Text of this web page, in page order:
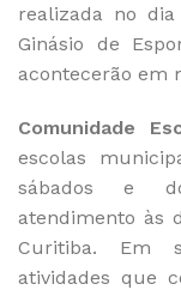
realizada no
Ginásio de
acontecerão em
Comunidade
escolas
sábados e
atendimento às
Curitiba. Em
atividades que